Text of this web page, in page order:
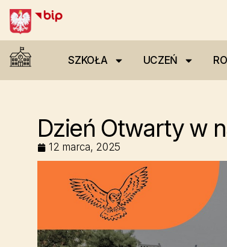
SZKOŁA UCZEŃ
Dzień Otwarty w
12 marca, 2025